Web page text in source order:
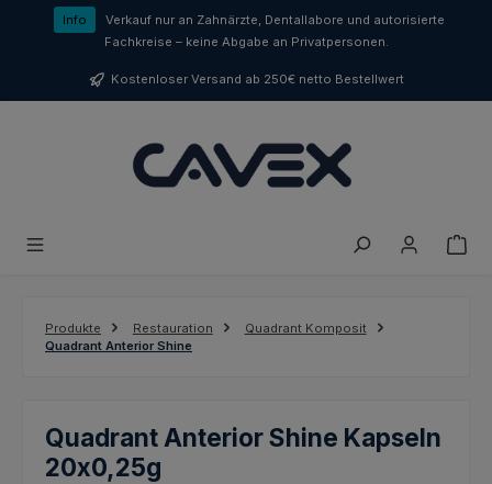
Zum Hauptinhalt springen
Info
Verkauf nur an Zahnärzte, Dentallabore und autorisierte
Fachkreise – keine Abgabe an Privatpersonen.
Kostenloser Versand ab 250€ netto Bestellwert
Produkte Restauration
Quadrant Komposit
Quadrant Anterior Shine
Quadrant Anterior Shine Kapseln
20x0,25g